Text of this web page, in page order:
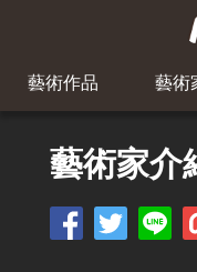
藝術作品 藝術
藝術家介